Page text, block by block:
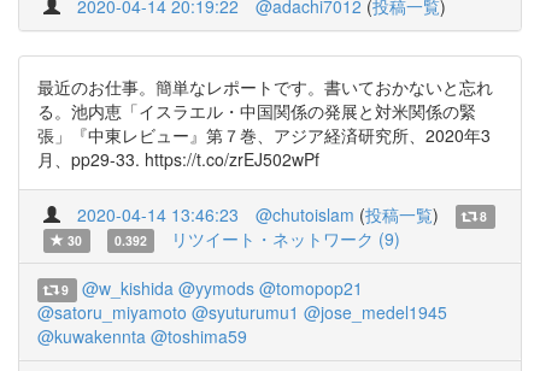
2020-04-14 20:19:22 @adachi7012 (投稿一覧)
最近のお仕事。簡単なレポートです。書いておかないと忘れ
る。池内恵「イスラエル・中国関係の発展と対米関係の緊
張」『中東レビュー』第７巻、アジア経済研究所、2020年3
月、pp29-33. https://t.co/zrEJ502wPf
2020-04-14 13:46:23 @chutoislam (投稿一覧)
8
30
0.392 リツイート・ネットワーク (9)
9 @w_kishida @yymods @tomopop21
@satoru_miyamoto @syuturumu1 @jose_medel1945
@kuwakennta @toshima59